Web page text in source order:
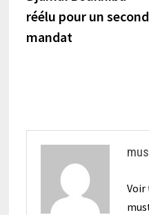
de
l’article
réélu pour un second
mandat
Voir